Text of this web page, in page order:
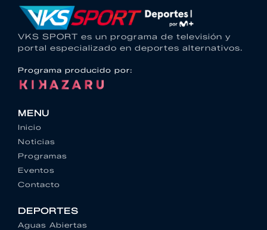
VKS SPORT es un programa de televisión y
portal especializado en deportes alternativos.
Programa producido por:
MENU
Inicio
Noticias
Programas
Eventos
Contacto
DEPORTES
Aguas Abiertas